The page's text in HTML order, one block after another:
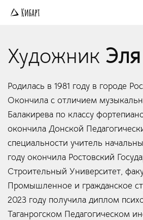
Художник Эля
Родилась в 1981 году в городе
Окончила с отличием
Балакирева по классу
окончила Донской
специальности учитель
году окончила Ростовский
Строительный Университет,
Промышленное и гражданское
2023 году получила диплом
Таганрогском Педагогическом